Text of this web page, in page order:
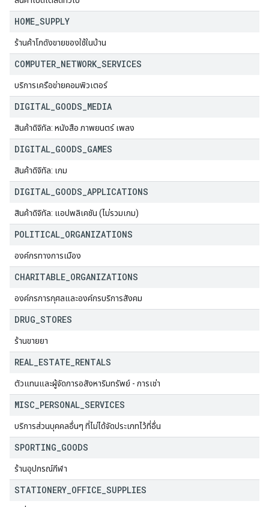
HOME SUPPLY
ร้านค้าโกดังขายของใช้ในบ้าน
COMPUTER NETWORK SERVICES
บริการเครือข่ายคอมพิวเตอร์
DIGITAL GOODS MEDIA
สินค้าดิจิทัล: หนังสือ ภาพยนตร์ เพลง
DIGITAL GOODS GAMES
สินค้าดิจิทัล: เกม
DIGITAL GOODS APPLICATIONS
สินค้าดิจิทัล: แอปพลิเคชัน (ไม่รวมเกม)
POLITICAL ORGANIZATIONS
องค์กรทางการเมือง
CHARITABLE ORGANIZATIONS
องค์กรการกุศลและองค์กรบริการสังคม
DRUG STORES
ร้านขายยา
REAL ESTATE RENTALS
ตัวแทนและผู้จัดการอสังหาริมทรัพย์ - การเช่า
MISC PERSONAL SERVICES
บริการส่วนบุคคลอื่นๆ ที่ไม่ได้จัดประเภทไว้ที่อื่น
SPORTING GOODS
ร้านอุปกรณ์กีฬา
STATIONERY OFFICE SUPPLIES